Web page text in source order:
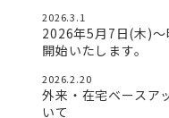
2026.3.1
2026年5月7日(木)～
開始いたします。
2026.2.20
外来・在宅ベースア
いて